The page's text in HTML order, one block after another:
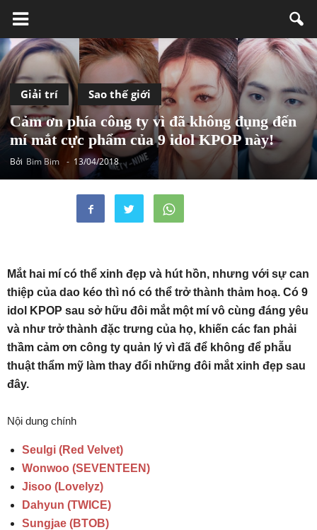
Giải trí Sao thế giới
Cảm ơn phía công ty vì đã không đụng đến
mí mắt cực phẩm của 9 idol KPOP này!
Bởi Bim Bim - 13/04/2018
Mắt hai mí có thể xinh đẹp và hút hồn, nhưng với sự can
thiệp của dao kéo thì nó có thể trở thành thảm hoạ. Có 9
idol KPOP sau sở hữu đôi mắt một mí vô cùng đáng yêu
và như trở thành đặc trưng của họ, khiến các fan phải
thầm cảm ơn công ty quản lý vì đã để không để phẫu
thuật thẩm mỹ làm thay đổi những đôi mắt xinh đẹp sau
đây.
Nội dung chính
Seulgi (Red Velvet)
Wonwoo (SEVENTEEN)
Jisoo (Lovelyz)
Dahyun (TWICE)
Sungjae (BTOB)